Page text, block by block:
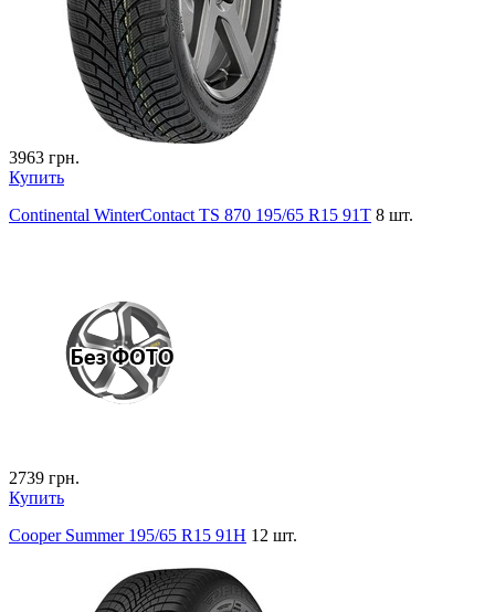
3963 грн.
Купить
Continental WinterContact TS 870 195/65 R15 91T 8 шт.
2739 грн.
Купить
Cooper Summer 195/65 R15 91H 12 шт.